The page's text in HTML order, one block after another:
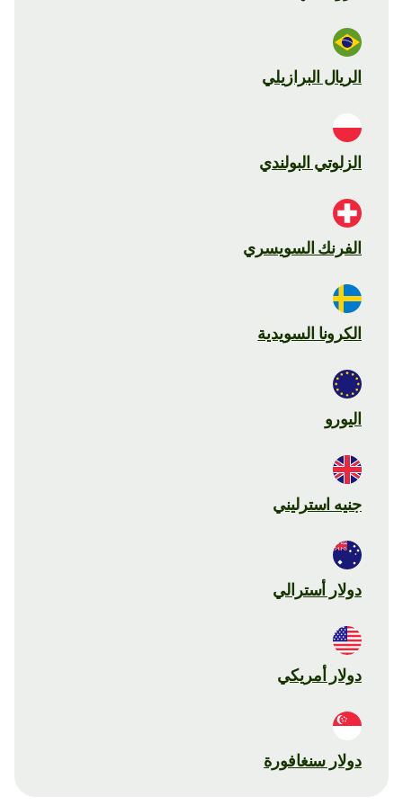
الريال البرازيلي
الزلوتي البولندي
الفرنك السويسري
الكرونا السويدية
اليورو
جنيه استرليني
دولار أسترالي
دولار أمريكي
دولار سنغافورة